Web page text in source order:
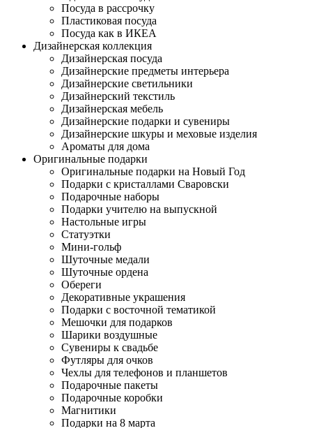
Посуда в рассрочку
Пластиковая посуда
Посуда как в ИКЕА
Дизайнерская коллекция
Дизайнерская посуда
Дизайнерские предметы интерьера
Дизайнерские светильники
Дизайнерский текстиль
Дизайнерская мебель
Дизайнерские подарки и сувениры
Дизайнерские шкуры и меховые изделия
Ароматы для дома
Оригинальные подарки
Оригинальные подарки на Новый Год
Подарки с кристаллами Сваровски
Подарочные наборы
Подарки учителю на выпускной
Настольные игры
Статуэтки
Мини-гольф
Шуточные медали
Шуточные ордена
Обереги
Декоративные украшения
Подарки с восточной тематикой
Мешочки для подарков
Шарики воздушные
Сувениры к свадьбе
Футляры для очков
Чехлы для телефонов и планшетов
Подарочные пакеты
Подарочные коробки
Магнитики
Подарки на 8 марта